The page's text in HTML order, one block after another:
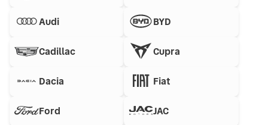
Audi BYD
Cadillac Cupra
Dacia Fiat
Ford JAC